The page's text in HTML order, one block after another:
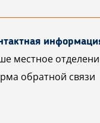
местное
обратной связи